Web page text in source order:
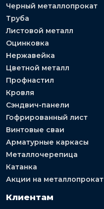
Черный металлопрокат
Труба
Листовой металл
Оцинковка
Нержавейка
Цветной металл
Профнастил
Кровля
Сэндвич-панели
Гофрированный лист
Винтовые сваи
Арматурные каркасы
Металлочерепица
Катанка
Акции на металлопрокат
Клиентам